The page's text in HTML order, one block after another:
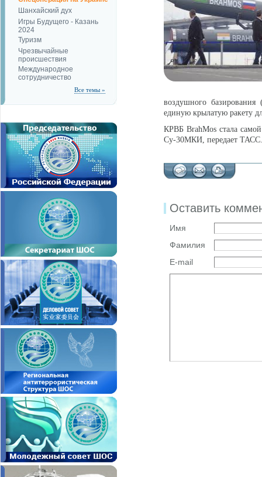
Шанхайский дух
Игры Будущего - Казань
2024
Туризм
Чрезвычайные
происшествия
Международное
сотрудничество
Все темы »
воздушного
единую крылатую ракету
КРВБ BrahMos стала
Су-30МКИ, передает ТАСС.
Оставить
Имя
Фамилия
E-mail